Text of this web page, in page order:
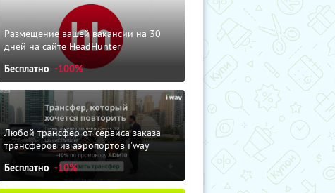
Размещение вашей вакансии на 30
дней на сайте HeadHunter
Бесплатно -100%
Любой трансфер от сервиса заказа
трансферов из аэропортов i'way
Бесплатно -10%